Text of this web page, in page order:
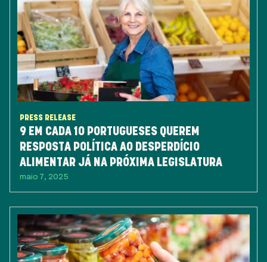
PRESS RELEASE
9 EM CADA 10 PORTUGUESES QUEREM
RESPOSTA POLÍTICA AO DESPERDÍCIO
ALIMENTAR JÁ NA PRÓXIMA LEGISLATURA
maio 7, 2025